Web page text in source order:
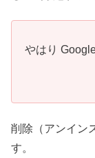
やはり
削除（アンイン
す。